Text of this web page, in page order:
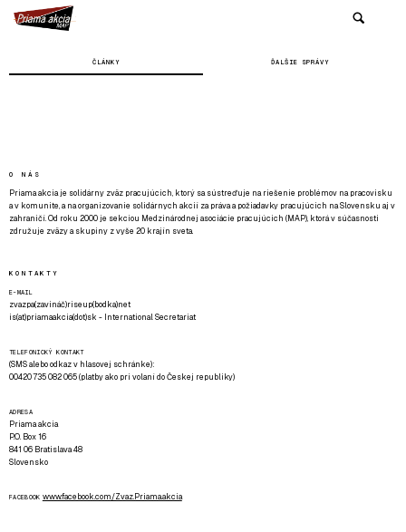
ČLÁNKY ĎALŠIE SPRÁVY
O NÁS
Priama akcia je solidárny zväz pracujúcich, ktorý sa sústreďuje na riešenie problémov na pracovisku
a v komunite, a na organizovanie solidárnych akcií za práva a požiadavky pracujúcich na Slovensku aj v
zahraničí. Od roku 2000 je sekciou Medzinárodnej asociácie pracujúcich (MAP), ktorá v súčasnosti
združuje zväzy a skupiny z vyše 20 krajín sveta.
KONTAKTY
E-MAIL
zvazpa(zavináč)riseup(bodka)net
is(at)priamaakcia(dot)sk - International Secretariat
TELEFONICKÝ KONTAKT
(SMS alebo odkaz v hlasovej schránke):
00420 735 082 065 (platby ako pri volaní do Českej republiky)
ADRESA
Priama akcia
P.O. Box 16
841 06 Bratislava 48
Slovensko
FACEBOOK www.facebook.com/Zvaz.Priama.akcia